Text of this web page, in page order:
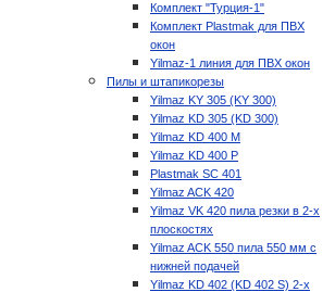
Комплект "Турция-1"
Комплект Plastmak для ПВХ
окон
Yilmaz-1 линия для ПВХ окон
Пилы и штапикорезы
Yilmaz KY 305 (KY 300)
Yilmaz KD 305 (KD 300)
Yilmaz KD 400 M
Yilmaz KD 400 P
Plastmak SC 401
Yilmaz ACK 420
Yilmaz VK 420 пила резки в 2-х
плоскостях
Yilmaz ACK 550 пила 550 мм с
нижней подачей
Yilmaz KD 402 (KD 402 S) 2-х